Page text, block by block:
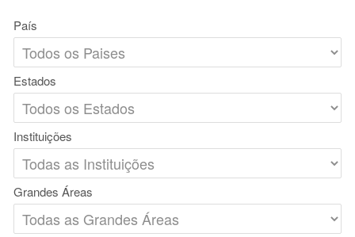
País
Estados
Instituições
Grandes Áreas